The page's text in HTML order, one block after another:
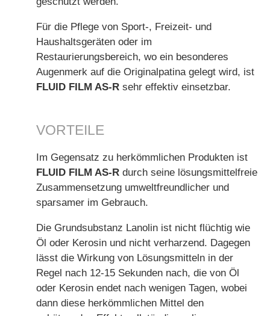
Für die Pflege von Sport-, Freizeit- und
Haushaltsgeräten oder im
Restaurierungsbereich, wo ein besonderes
Augenmerk auf die Originalpatina gelegt wird, ist
FLUID FILM AS-R sehr effektiv einsetzbar.
VORTEILE
Im Gegensatz zu herkömmlichen Produkten ist
FLUID FILM AS-R durch seine lösungsmittelfreie
Zusammensetzung umweltfreundlicher und
sparsamer im Gebrauch.
Die Grundsubstanz Lanolin ist nicht flüchtig wie
Öl oder Kerosin und nicht verharzend. Dagegen
lässt die Wirkung von Lösungsmitteln in der
Regel nach 12-15 Sekunden nach, die von Öl
oder Kerosin endet nach wenigen Tagen, wobei
dann diese herkömmlichen Mittel den